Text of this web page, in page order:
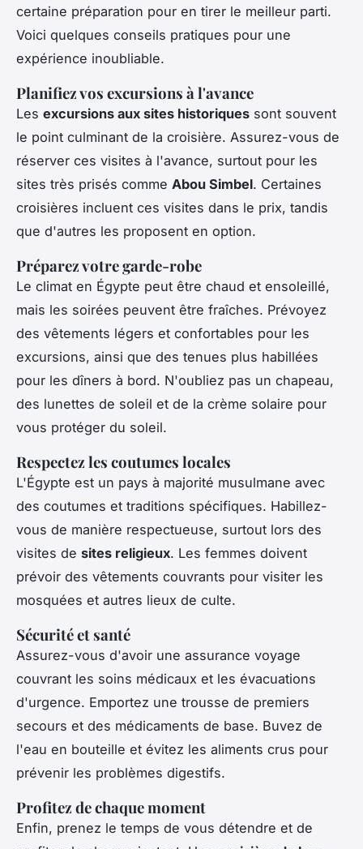
certaine préparation pour en tirer le meilleur parti.
Voici quelques conseils pratiques pour une
expérience inoubliable.
Planifiez vos excursions à l'avance
Les excursions aux sites historiques sont souvent
le point culminant de la croisière. Assurez-vous de
réserver ces visites à l'avance, surtout pour les
sites très prisés comme Abou Simbel. Certaines
croisières incluent ces visites dans le prix, tandis
que d'autres les proposent en option.
Préparez votre garde-robe
Le climat en Égypte peut être chaud et ensoleillé,
mais les soirées peuvent être fraîches. Prévoyez
des vêtements légers et confortables pour les
excursions, ainsi que des tenues plus habillées
pour les dîners à bord. N'oubliez pas un chapeau,
des lunettes de soleil et de la crème solaire pour
vous protéger du soleil.
Respectez les coutumes locales
L'Égypte est un pays à majorité musulmane avec
des coutumes et traditions spécifiques. Habillez-
vous de manière respectueuse, surtout lors des
visites de sites religieux. Les femmes doivent
prévoir des vêtements couvrants pour visiter les
mosquées et autres lieux de culte.
Sécurité et santé
Assurez-vous d'avoir une assurance voyage
couvrant les soins médicaux et les évacuations
d'urgence. Emportez une trousse de premiers
secours et des médicaments de base. Buvez de
l'eau en bouteille et évitez les aliments crus pour
prévenir les problèmes digestifs.
Profitez de chaque moment
Enfin, prenez le temps de vous détendre et de